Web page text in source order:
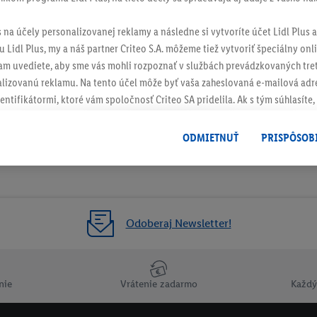
Odoberaj Newsletter!
Vrátenie zadarmo
účely personalizovanej reklamy a následne si vytvoríte účet Lidl Plus
Lidl Plus, my a náš partner Criteo S.A. môžeme tiež vytvoriť špeciálny
uvediete, aby sme vás mohli rozpoznať v službách prevádzkovaných
reklamu. Na tento účel môže byť vaša zaheslovaná e-mailová
ktoré vám spoločnosť Criteo SA pridelila. Ak s tým súhlasíte,
nie jeho zakúpením), sa môžu zobrazovať aj na rôznych zariadeniach a
možno priradiť niekoľko koncových zariadení alebo používanie viacerých
e-mailovej adresy a prípadne ďalších identifikátorov/
" môžete povoliť iba používanie potrebných technológií.
práve kedykoľvek odvolať súhlas s účinnosťou do budúcnosti
.
ODMIETNUŤ